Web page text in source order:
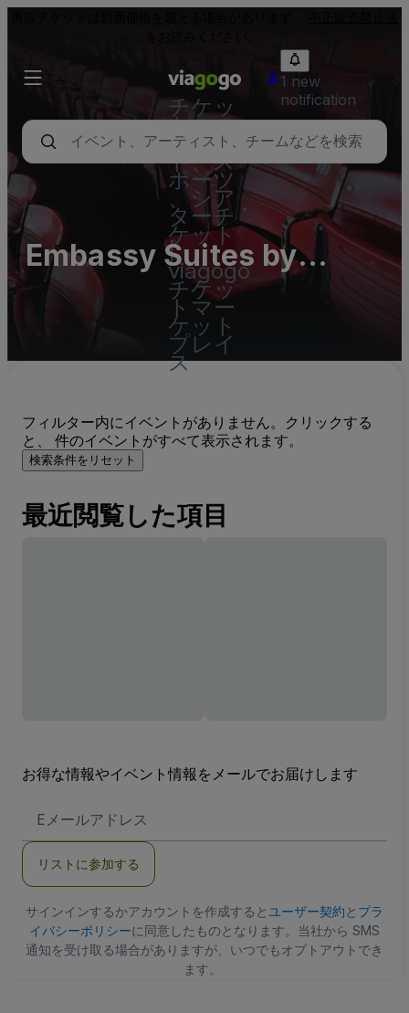
チケッ
ト - コ
ンサー
ト、ス
ポーツ
、シア
ターチ
ケット
|
viagogo
チケッ
トマー
ケット
プレイ
ス
1 new
notification
Embassy Suites by
Hilton Austin Central
フィルター内にイベントがありません。クリックする
と、 件のイベントがすべて表示されます。
検索条件をリセット
最近閲覧した項目
お得な情報やイベント情報をメールでお届けします
メ
ア
ス
リストに参加する
サインインするかアカウントを作成すると ユーザー契約と プラ
イバシーポリシーに同意したものとなります。当社から SMS
通知を受け取る場合がありますが、いつでもオプトアウトでき
ます。